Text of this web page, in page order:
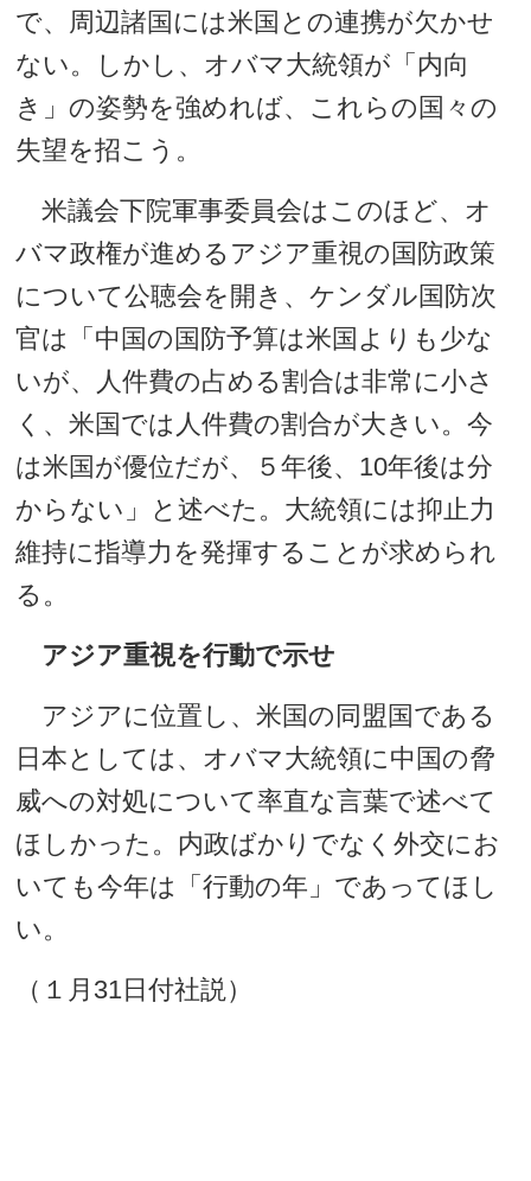
で、周辺諸国には米国との連携が欠かせ
ない。しかし、オバマ大統領が「内向
き」の姿勢を強めれば、これらの国々の
失望を招こう。
米議会下院軍事委員会はこのほど、オ
バマ政権が進めるアジア重視の国防政策
について公聴会を開き、ケンダル国防次
官は「中国の国防予算は米国よりも少な
いが、人件費の占める割合は非常に小さ
く、米国では人件費の割合が大きい。今
は米国が優位だが、５年後、10年後は分
からない」と述べた。大統領には抑止力
維持に指導力を発揮することが求められ
る。
アジア重視を行動で示せ
アジアに位置し、米国の同盟国である
日本としては、オバマ大統領に中国の脅
威への対処について率直な言葉で述べて
ほしかった。内政ばかりでなく外交にお
いても今年は「行動の年」であってほし
い。
（１月31日付社説）